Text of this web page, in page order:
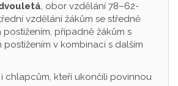
, obor vzdělání 78–62-
vzdělání žákům se středně
případně žákům s
postižením v kombinaci s dalším
chlapcům, kteří ukončili povinnou